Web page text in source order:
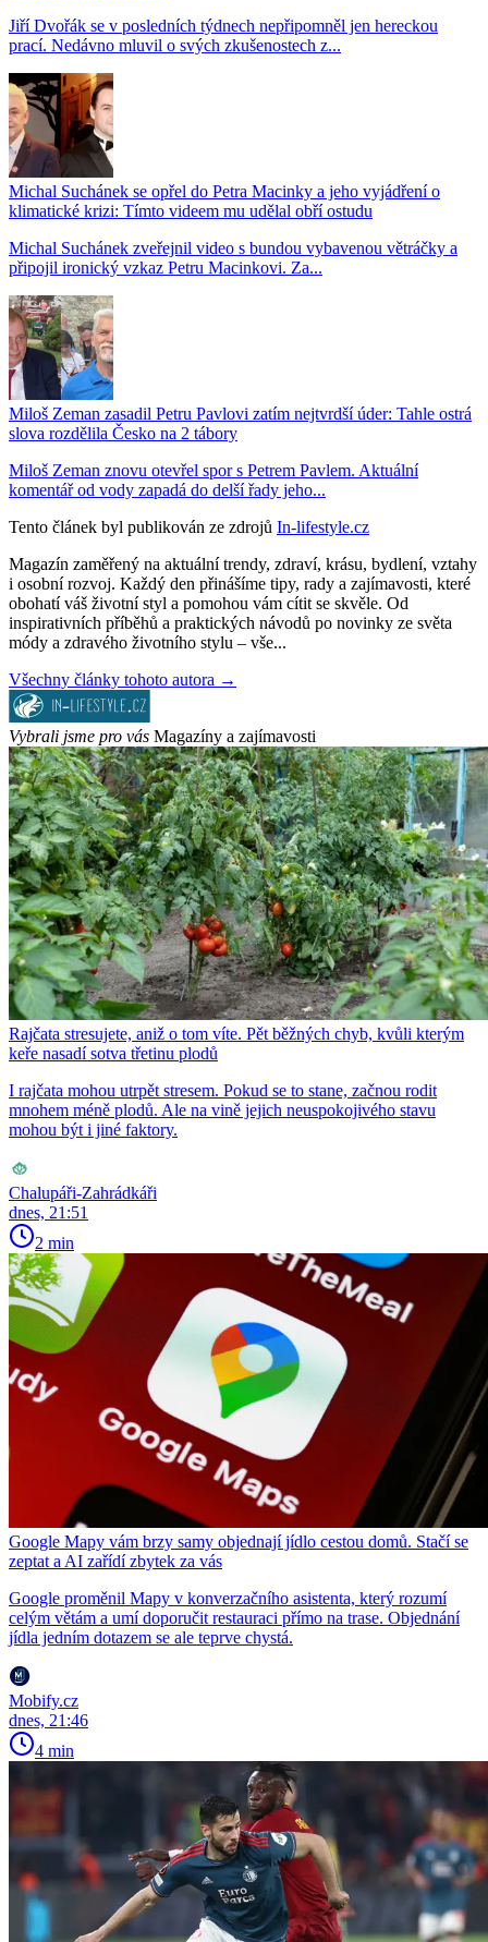
Jiří Dvořák se v posledních týdnech nepřipomněl jen hereckou
prací. Nedávno mluvil o svých zkušenostech z...
Michal Suchánek se opřel do Petra Macinky a jeho vyjádření o
klimatické krizi: Tímto videem mu udělal obří ostudu
Michal Suchánek zveřejnil video s bundou vybavenou větráčky a
připojil ironický vzkaz Petru Macinkovi. Za...
Miloš Zeman zasadil Petru Pavlovi zatím nejtvrdší úder: Tahle ostrá
slova rozdělila Česko na 2 tábory
Miloš Zeman znovu otevřel spor s Petrem Pavlem. Aktuální
komentář od vody zapadá do delší řady jeho...
Tento článek byl publikován ze zdrojů In-lifestyle.cz
Magazín zaměřený na aktuální trendy, zdraví, krásu, bydlení, vztahy
i osobní rozvoj. Každý den přinášíme tipy, rady a zajímavosti, které
obohatí váš životní styl a pomohou vám cítit se skvěle. Od
inspirativních příběhů a praktických návodů po novinky ze světa
módy a zdravého životního stylu – vše...
Všechny články tohoto autora →
Vybrali jsme pro vás Magazíny a zajímavosti
Rajčata stresujete, aniž o tom víte. Pět běžných chyb, kvůli kterým
keře nasadí sotva třetinu plodů
I rajčata mohou utrpět stresem. Pokud se to stane, začnou rodit
mnohem méně plodů. Ale na vině jejich neuspokojivého stavu
mohou být i jiné faktory.
Chalupáři-Zahrádkáři
dnes, 21:51
2 min
Google Mapy vám brzy samy objednají jídlo cestou domů. Stačí se
zeptat a AI zařídí zbytek za vás
Google proměnil Mapy v konverzačního asistenta, který rozumí
celým větám a umí doporučit restauraci přímo na trase. Objednání
jídla jedním dotazem se ale teprve chystá.
Mobify.cz
dnes, 21:46
4 min